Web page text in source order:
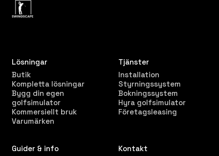
Lösningar
Butik
Kompletta lösningar
Bygg din egen
golfsimulator
Kommersiellt bruk
Varumärken
Tjänster
Installation
Styrningssystem
Bokningssystem
Hyra golfsimulator
Företagsleasing
Guider & info
Kontakt